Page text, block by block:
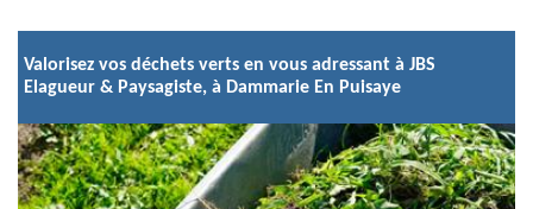
Valorisez vos déchets verts en vous adressant à JBS
Elagueur & Paysagiste, à Dammarie En Puisaye